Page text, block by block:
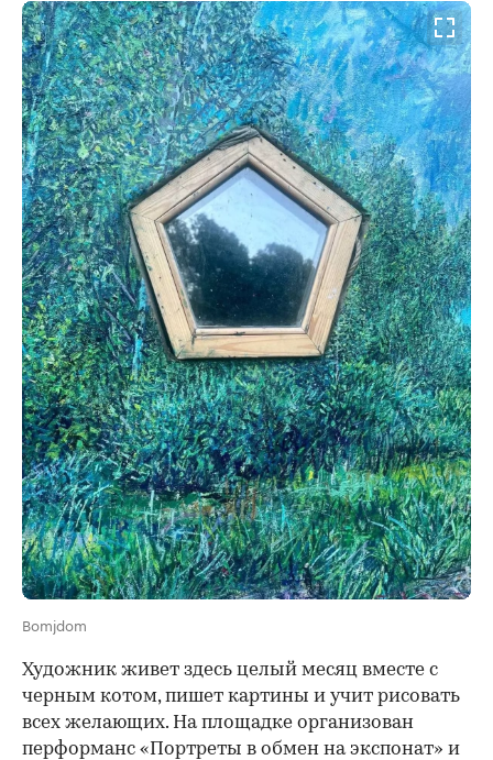
Bomjdom
Художник живет здесь целый месяц вместе с
черным котом, пишет картины и учит рисовать
всех желающих. На площадке организован
перформанс «Портреты в обмен на экспонат» и